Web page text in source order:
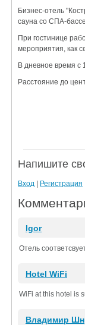
на майские
карты
Бизнес-отель
сауна со СПА-
При гостинице
мероприятия, как
В дневное время с
Расстояние до
Напишите
Вход Регистрация
Igor
Отель
Hotel WiFi
WiFi at this hotel is
Владимир Шн